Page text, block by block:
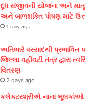
દૂધ સંજીવની યોજના અને
અને બાળશક્તિ પોષણ માટે
1 day ago
અતિભારે વરસાદથી પ્રભાવિત
જિલ્લા વહીવટી તંત્ર દ્વારા
વિતરણ
2 days ago
કલેક્ટરશ્રીએ નાના ભૂલકાંઓ